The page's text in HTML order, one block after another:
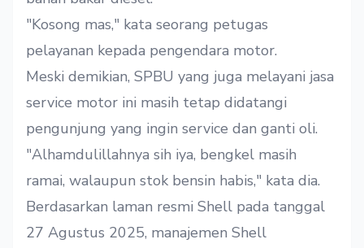
"Kosong mas," kata seorang petugas
pelayanan kepada pengendara motor.
Meski demikian, SPBU yang juga melayani jasa
service motor ini masih tetap didatangi
pengunjung yang ingin service dan ganti oli.
"Alhamdulillahnya sih iya, bengkel masih
ramai, walaupun stok bensin habis," kata dia.
Berdasarkan laman resmi Shell pada tanggal
27 Agustus 2025, manajemen Shell